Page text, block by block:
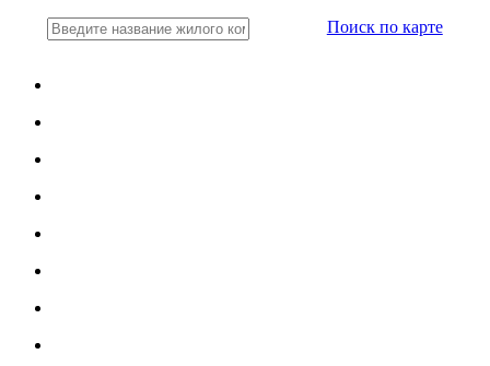
Поиск по карте